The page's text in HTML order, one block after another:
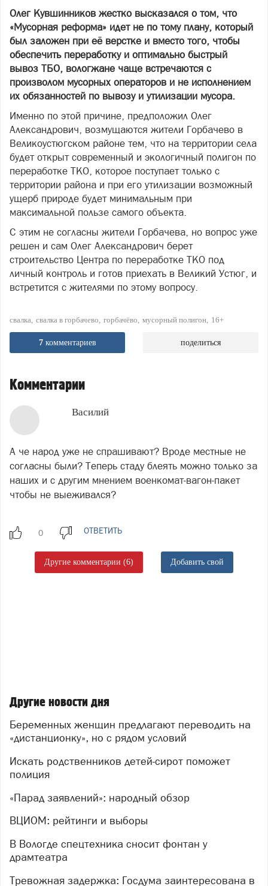
Олег Кувшинников жестко высказался о том, что
«Мусорная реформа» идет не по тому плану, который
был заложен при её верстке и вместо того, чтобы
обеспечить переработку и оптимально быстрый
вывоз ТБО, вологжане чаще встречаются с
произволом мусорных операторов и не исполнением
их обязанностей по вывозу и утилизации мусора.
Именно по этой причине, предположил Олег
Александрович, возмущаются жители Горбачево в
Великоустюгском районе тем, что на территории села
будет открыт современный и экологичный полигон по
переработке ТКО, которое поступает только с
территории района и при его утилизации возможный
ущерб природе будет минимальным при
максимальной пользе самого объекта.
С этим не согласны жители Горбачева, но вопрос уже
решен и сам Олег Александрович берет
строительство Центра по переработке ТКО под
личный контроль и готов приехать в Великий Устюг, и
встретится с жителями по этому вопросу.
свалка свалка в горбачево горбачёво мусорный полигон 16+
7комментариев поделиться
Комментарии
Василий
А че народ уже не спрашивают? Вроде местные не
согласны были? Теперь стаду блеять можно только за
наших и с другим мнением военкомат-вагон-пакет
чтобы не выеживался?
ОТВЕТИТЬ
Другие комментарии (6) Добавить свой
Другие новости дня
Беременных женщин предлагают переводить на
«дистанционку», но с рядом условий
Искать родственников детей-сирот поможет
полиция
«Парад заявлений»: народный обзор
ВЦИОМ: рейтинги и выборы
В Вологде спецтехника сносит фонтан у
драмтеатра
Тревожная задержка: Госдума заинтересована в